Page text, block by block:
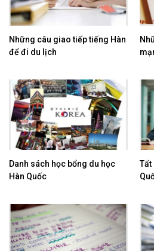
Những câu giao tiếp tiếng Hàn
để đi du lịch
Danh sách học bổng du học
Hàn Quốc
Tất